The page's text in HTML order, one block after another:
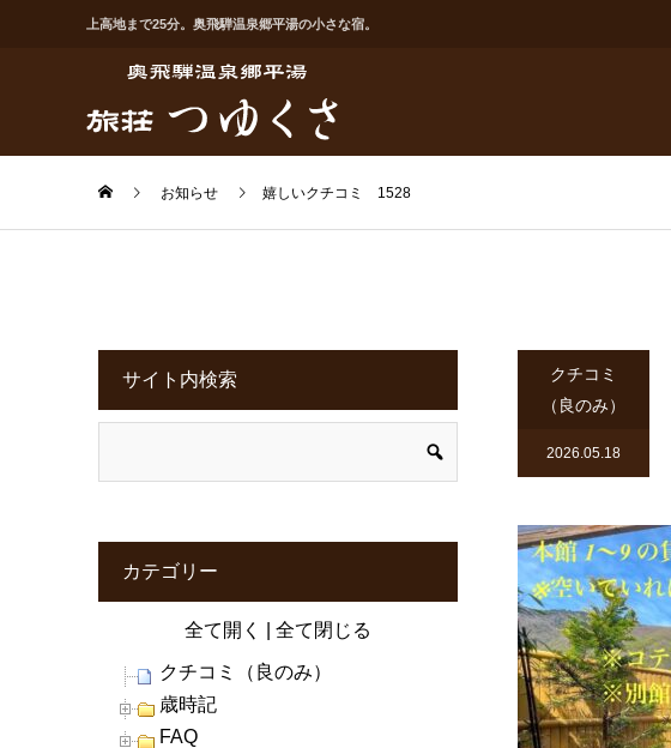
上高地まで25分。奥飛騨温泉郷平湯の小さな宿。
お知らせ 嬉しいクチコミ 1528
クチコミ
（良のみ）
2026.05.18
サイト内検索
カテゴリー
全て開く 全て閉じる
クチコミ（良のみ）
歳時記
FAQ